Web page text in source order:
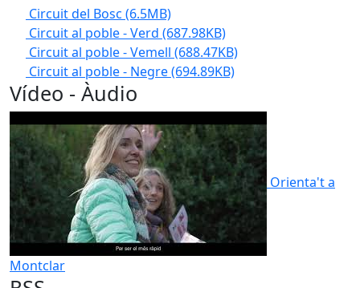
Circuit del Bosc (6.5MB)
Circuit al poble - Verd (687.98KB)
Circuit al poble - Vemell (688.47KB)
Circuit al poble - Negre(694.89KB)
Vídeo - Àudio
Orienta't a
Montclar